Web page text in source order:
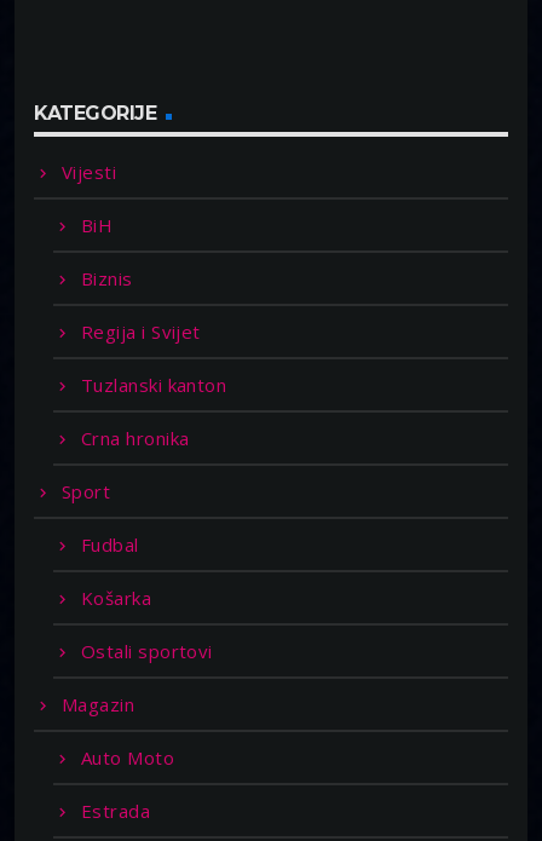
KATEGORIJE
Vijesti
BiH
Biznis
Regija i Svijet
Tuzlanski kanton
Crna hronika
Sport
Fudbal
Košarka
Ostali sportovi
Magazin
Auto Moto
Estrada